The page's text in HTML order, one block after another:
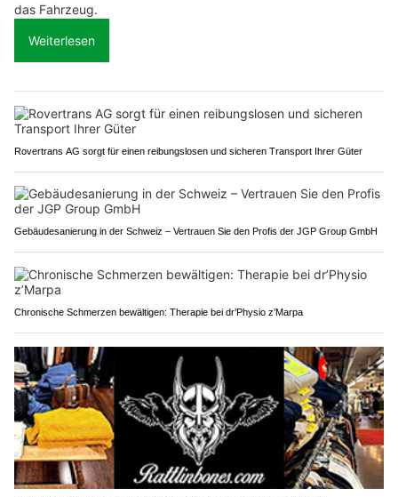
das Fahrzeug.
Weiterlesen
Rovertrans AG sorgt für einen reibungslosen und sicheren Transport Ihrer Güter
Gebäudesanierung in der Schweiz – Vertrauen Sie den Profis der JGP Group GmbH
Chronische Schmerzen bewältigen: Therapie bei dr’Physio z’Marpa